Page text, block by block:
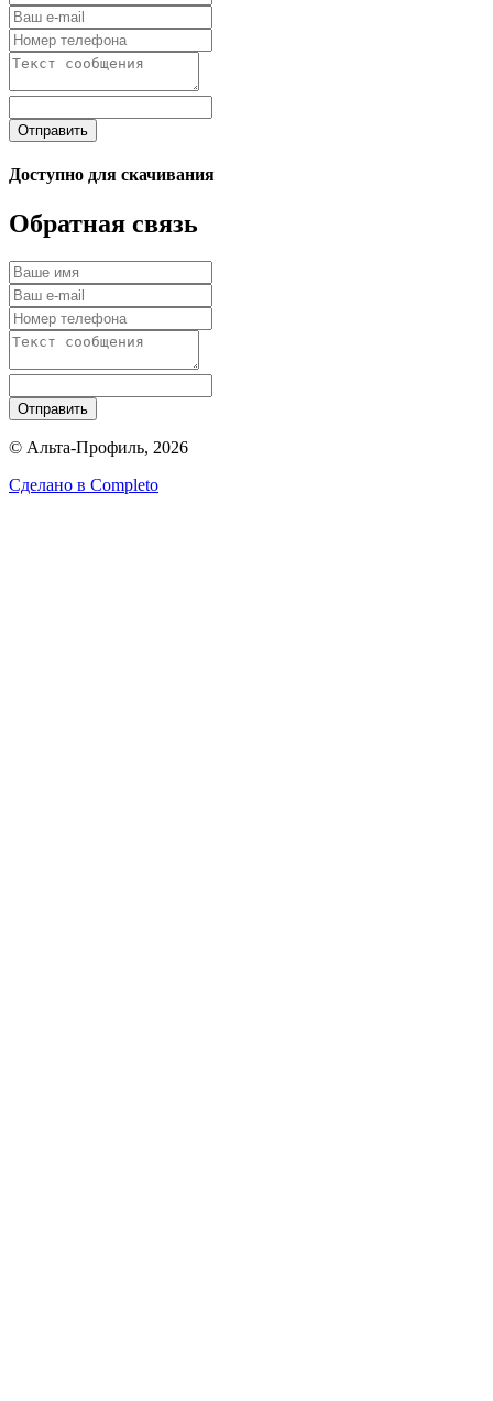
Отправить
Доступно для скачивания
Обратная связь
Отправить
© Альта-Профиль, 2026
Сделано в Completo